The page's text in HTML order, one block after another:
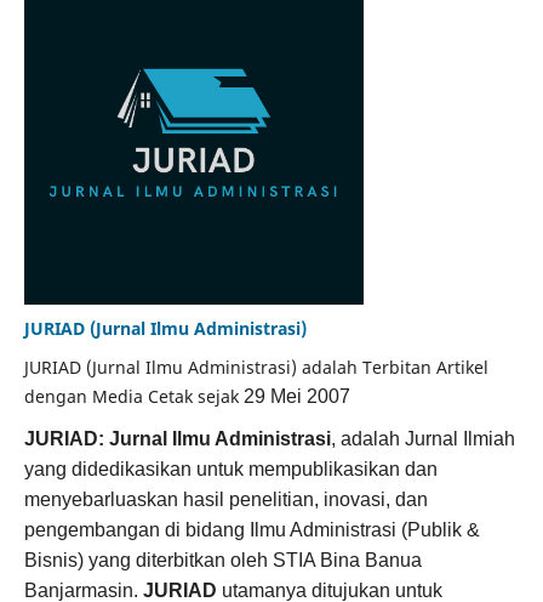
JURIAD (Jurnal Ilmu Administrasi)
JURIAD (Jurnal Ilmu Administrasi) adalah Terbitan Artikel
dengan Media Cetak sejak 29 Mei 2007
JURIAD: Jurnal Ilmu Administrasi, adalah Jurnal Ilmiah
yang didedikasikan untuk mempublikasikan dan
menyebarluaskan hasil penelitian, inovasi, dan
pengembangan di bidang Ilmu Administrasi (Publik &
Bisnis) yang diterbitkan oleh STIA Bina Banua
Banjarmasin. JURIAD utamanya ditujukan untuk